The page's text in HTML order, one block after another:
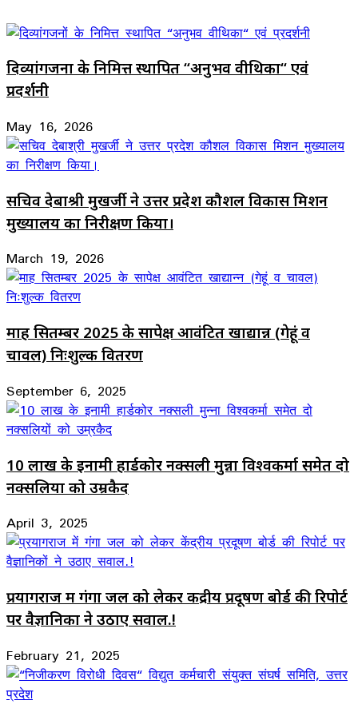
दिव्यांगजनों के निमित्त स्थापित “अनुभव वीथिका“ एवं
प्रदर्शनी
May 16, 2026
सचिव देबाश्री मुखर्जी ने उत्तर प्रदेश कौशल विकास मिशन
मुख्यालय का निरीक्षण किया।
March 19, 2026
माह सितम्बर 2025 के सापेक्ष आवंटित खाद्यान्न (गेहूं व
चावल) निःशुल्क वितरण
September 6, 2025
10 लाख के इनामी हार्डकोर नक्सली मुन्ना विश्वकर्मा समेत दो
नक्सलियों को उम्रकैद
April 3, 2025
प्रयागराज में गंगा जल को लेकर केंद्रीय प्रदूषण बोर्ड की रिपोर्ट
पर वैज्ञानिकों ने उठाए सवाल.!
February 21, 2025